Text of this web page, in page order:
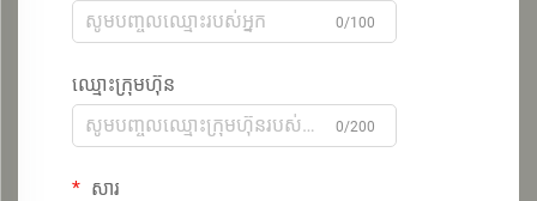
0/100
ឈ្មោះក្រុមហ៊ុន
0/200
សារ